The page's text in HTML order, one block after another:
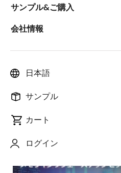
サンプル&ご購入
会社情報
日本語
サンプル
カート
ログイン
～マルチプレックス
ックドライバ、マル
タバッファ、PMICに
MRDIMMのデータ転
ケーションに対応～